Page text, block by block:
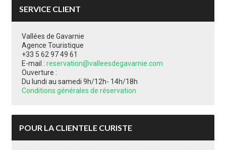
SERVICE CLIENT
Vallées de Gavarnie
Agence Touristique
+33 5 62 97 49 61
E-mail : reservation@valleesdegavarnie.com
Ouverture :
Du lundi au samedi 9h/12h- 14h/18h
Conditions générales de réservation
POUR LA CLIENTELE CURISTE